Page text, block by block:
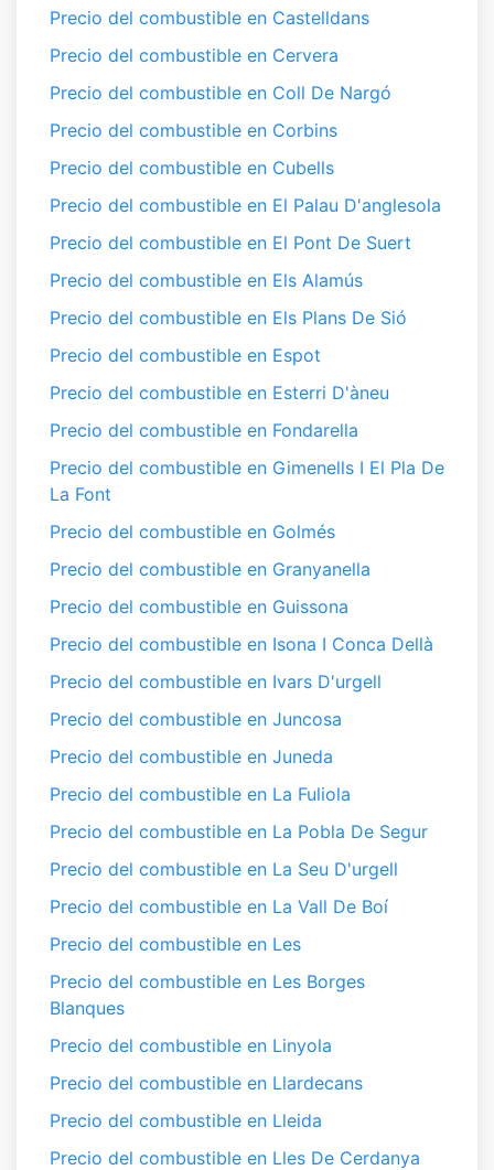
Precio del combustible en Castelldans
Precio del combustible en Cervera
Precio del combustible en Coll De Nargó
Precio del combustible en Corbins
Precio del combustible en Cubells
Precio del combustible en El Palau D'anglesola
Precio del combustible en El Pont De Suert
Precio del combustible en Els Alamús
Precio del combustible en Els Plans De Sió
Precio del combustible en Espot
Precio del combustible en Esterri D'àneu
Precio del combustible en Fondarella
Precio del combustible en Gimenells I El Pla De
La Font
Precio del combustible en Golmés
Precio del combustible en Granyanella
Precio del combustible en Guissona
Precio del combustible en Isona I Conca Dellà
Precio del combustible en Ivars D'urgell
Precio del combustible en Juncosa
Precio del combustible en Juneda
Precio del combustible en La Fuliola
Precio del combustible en La Pobla De Segur
Precio del combustible en La Seu D'urgell
Precio del combustible en La Vall De Boí
Precio del combustible en Les
Precio del combustible en Les Borges
Blanques
Precio del combustible en Linyola
Precio del combustible en Llardecans
Precio del combustible en Lleida
Precio del combustible en Lles De Cerdanya